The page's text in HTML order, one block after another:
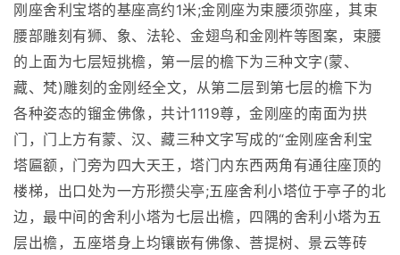
刚座舍利宝塔的基座高约1米;金刚座为束腰须弥座，其束
腰部雕刻有狮、象、法轮、金翅鸟和金刚杵等图案，束腰
的上面为七层短挑檐，第一层的檐下为三种文字(蒙、
藏、梵)雕刻的金刚经全文，从第二层到第七层的檐下为
各种姿态的镏金佛像，共计1119尊，金刚座的南面为拱
门，门上方有蒙、汉、藏三种文字写成的“金刚座舍利宝
塔匾额，门旁为四大天王，塔门内东西两角有通往座顶的
楼梯，出口处为一方形攒尖亭;五座舍利小塔位于亭子的北
边，最中间的舍利小塔为七层出檐，四隅的舍利小塔为五
层出檐，五座塔身上均镶嵌有佛像、菩提树、景云等砖